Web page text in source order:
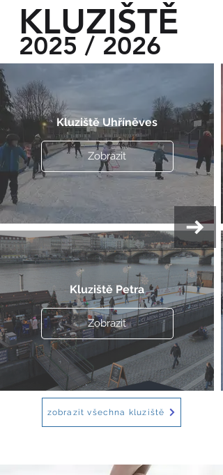
KLUZIŠTĚ
2025 / 2026
Kluziště Uhříněves
Zobrazit
Kluziště Petra
Zobrazit
zobrazit všechna kluziště